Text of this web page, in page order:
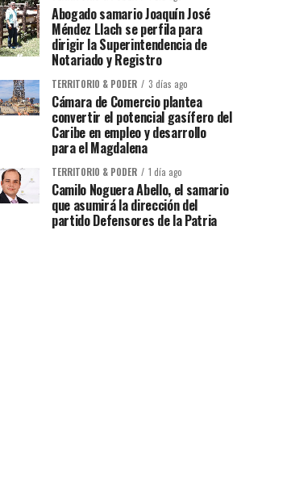
Abogado samario Joaquín José
Méndez Llach se perfila para
dirigir la Superintendencia de
Notariado y Registro
TERRITORIO & PODER 3 días ago
Cámara de Comercio plantea
convertir el potencial gasífero del
Caribe en empleo y desarrollo
para el Magdalena
TERRITORIO & PODER 1 día ago
Camilo Noguera Abello, el samario
que asumirá la dirección del
partido Defensores de la Patria